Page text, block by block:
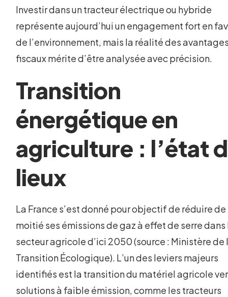
Investir dans un tracteur électrique ou hybride
représente aujourd’hui un engagement fort en
de l’environnement, mais la réalité des
fiscaux mérite d’être analysée avec précision.
Transition
énergétique en
agriculture : l’état
lieux
La France s’est donné pour objectif de réduire de
moitié ses émissions de gaz à effet de serre dans
secteur agricole d’ici 2050 (source : Ministère de
Transition Écologique). L’un des leviers majeurs
identifiés est la transition du matériel agricole
solutions à faible émission, comme les tracteurs